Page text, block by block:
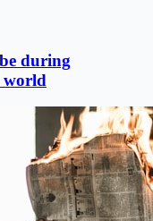
during
world